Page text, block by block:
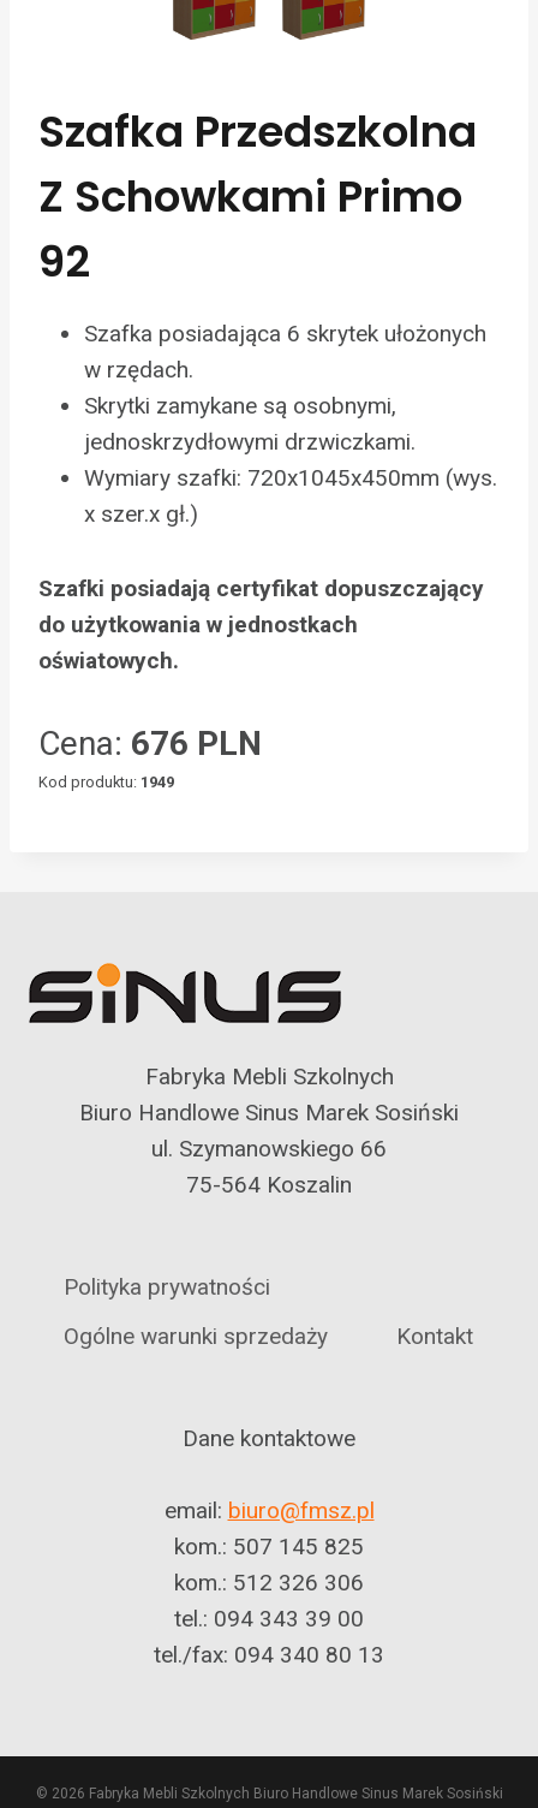
Szafka Przedszkolna
Z Schowkami Primo
92
Szafka posiadająca 6 skrytek ułożonych
w rzędach.
Skrytki zamykane są osobnymi,
jednoskrzydłowymi drzwiczkami.
Wymiary szafki: 720x1045x450mm (wys.
x szer.x gł.)
Szafki posiadają certyfikat dopuszczający
do użytkowania w jednostkach
oświatowych.
Cena: 676 PLN
Kod produktu: 1949
Fabryka Mebli Szkolnych
Biuro Handlowe Sinus Marek Sosiński
ul. Szymanowskiego 66
75-564 Koszalin
Polityka prywatności
Ogólne warunki sprzedaży
Kontakt
Dane kontaktowe
email: biuro@fmsz.pl
kom.: 507 145 825
kom.: 512 326 306
tel.: 094 343 39 00
tel./fax: 094 340 80 13
© 2026 Fabryka Mebli Szkolnych Biuro Handlowe Sinus Marek Sosiński